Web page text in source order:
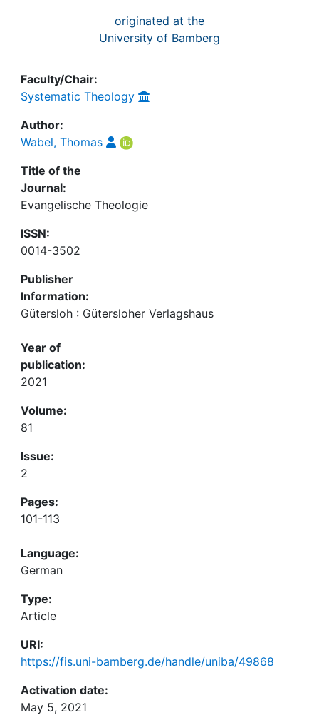
originated at the
University of Bamberg
Faculty/Chair:
Systematic Theology
Author:
Wabel, Thomas
Title of the
Journal:
Evangelische Theologie
ISSN:
0014-3502
Publisher
Information:
Gütersloh : Gütersloher Verlagshaus
Year of
publication:
2021
Volume:
81
Issue:
2
Pages:
101-113
Language:
German
Type:
Article
URI:
https://fis.uni-bamberg.de/handle/uniba/49868
Activation date:
May 5, 2021